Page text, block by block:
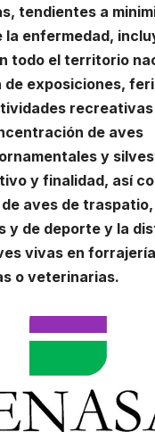
tendientes a
la enfermedad,
todo el territorio
de exposiciones,
recreativas
de aves
y
y finalidad, así
aves de traspatio,
y de deporte y la
vivas en
o veterinarias.